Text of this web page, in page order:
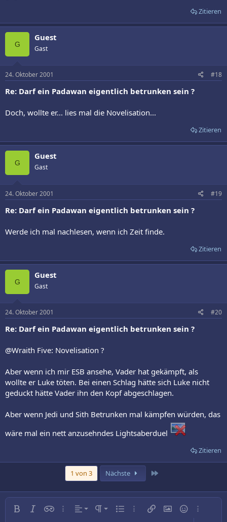
Zitieren
G
Guest
Gast
24. Oktober 2001 #18
Re: Darf ein Padawan eigentlich betrunken sein ?
Doch, wollte er... lies mal die Novelisation...
Zitieren
G
Guest
Gast
24. Oktober 2001 #19
Re: Darf ein Padawan eigentlich betrunken sein ?
Werde ich mal nachlesen, wenn ich Zeit finde.
Zitieren
G
Guest
Gast
24. Oktober 2001 #20
Re: Darf ein Padawan eigentlich betrunken sein ?
@Wraith Five: Novelisation ?
Aber wenn ich mir ESB ansehe, Vader hat gekämpft, als
wollte er Luke töten. Bei einen Schlag hätte sich Luke nicht
geduckt hätte Vader ihn den Kopf abgeschlagen.
Aber wenn Jedi und Sith Betrunken mal kämpfen würden, das
wäre mal ein nett anzusehndes Lightsaberduel
Zitieren
1 von 3 Nächste
Fett KursivInline-Spoiler
Weitere…Ausrichtung
Linksbündig
Absatzformatierung
Normal Ungeordnete Liste
Weitere…Link einfügen
Bild einfügen
SmileysWeitere…